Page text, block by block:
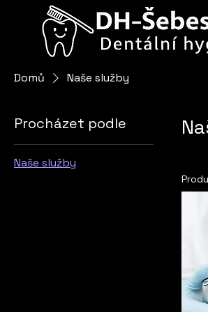
Domů Naše služby
Procházet podle
Naše služby